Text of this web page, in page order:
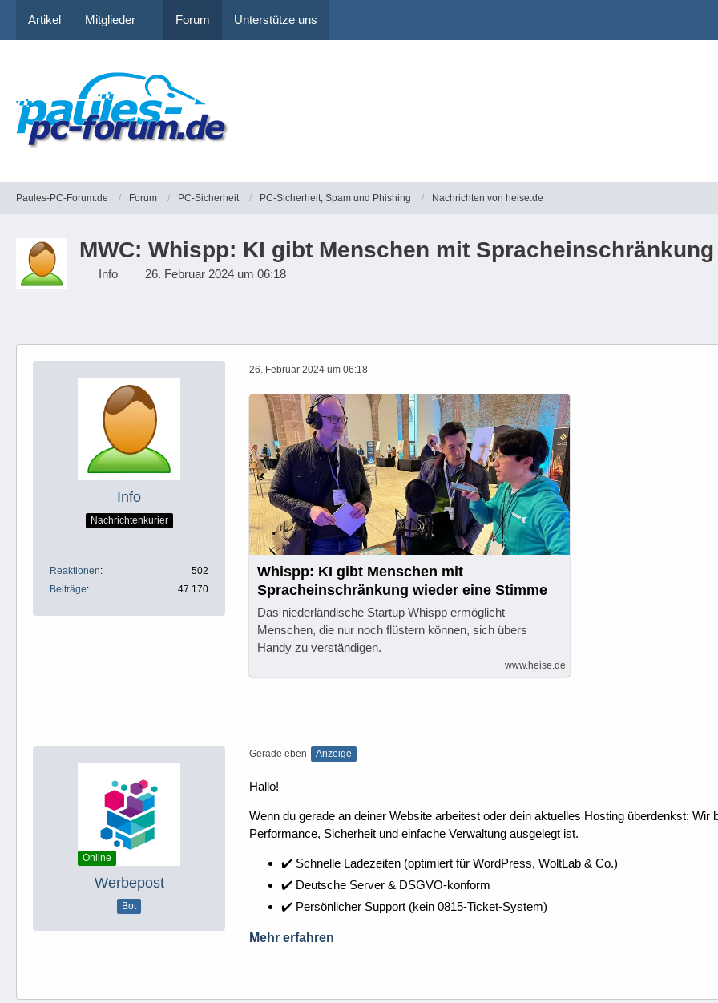
Artikel Mitglieder Forum Unterstütze uns
Paules-PC-Forum.de Forum PC-Sicherheit PC-Sicherheit, Spam und Phishing Nachrichten von heise.de
MWC: Whispp: KI gibt Menschen mit
Info 26. Februar 2024 um 06:18
Info
Nachrichtenkurier
Reaktionen
502
Beiträge
47.170
26. Februar 2024 um 06:18
Whispp: KI gibt Menschen mit
Spracheinschränkung wieder eine Stimme
Das niederländische Startup Whispp ermöglicht
Menschen, die nur noch flüstern können, sich übers
Handy zu verständigen.
www.heise.de
Online
Werbepost
Bot
Gerade eben Anzeige
Hallo!
Wenn du gerade an deiner Website arbeitest oder dein aktuelles Hosting überdenkst:
Performance, Sicherheit und einfache Verwaltung ausgelegt ist.
✔️ Schnelle Ladezeiten (optimiert für WordPress, WoltLab & Co.)
✔️ Deutsche Server & DSGVO-konform
✔️ Persönlicher Support (kein 0815-Ticket-System)
Mehr erfahren